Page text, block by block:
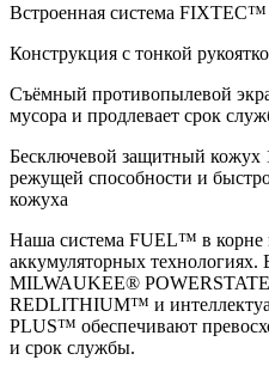
Встроенная система
Конструкция с тонкой
Съёмный противопылевой
мусора и продлевает срок
Бесключевой защитный
режущей способности и
кожуха
Наша система FUEL™ в корне
аккумуляторных технологиях.
MILWAUKEE®
REDLITHIUM™ и
PLUS™ обеспечивают
и срок службы.